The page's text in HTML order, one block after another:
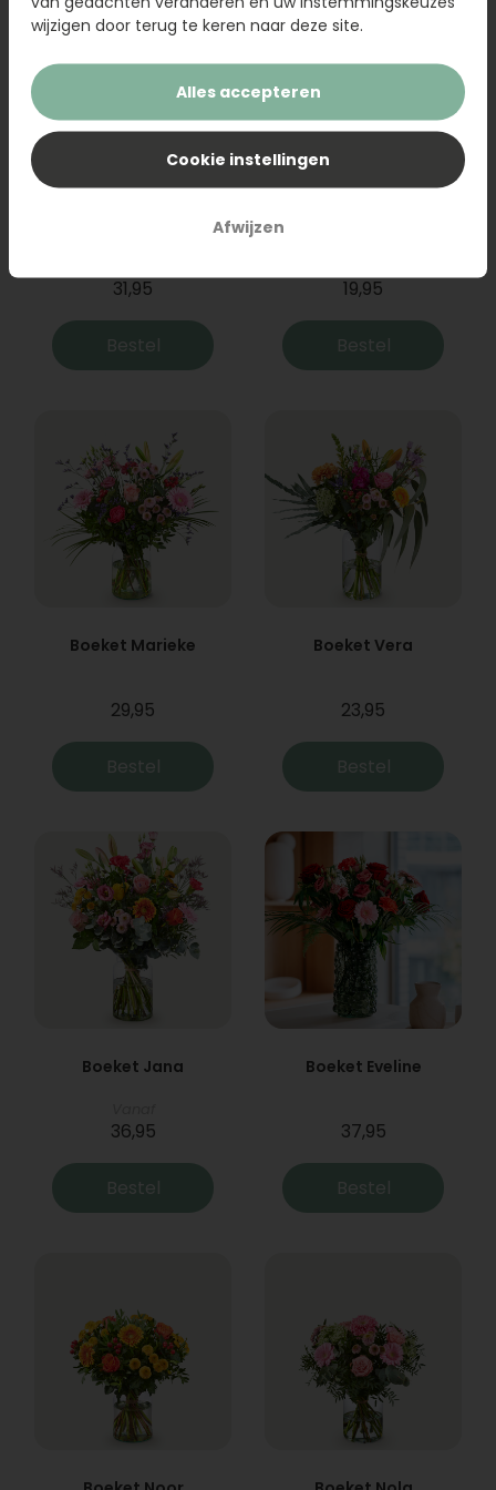
31,95
Bestel
19,95
Bestel
Boeket Marieke
29,95
Bestel
Boeket Vera
23,95
Bestel
Boeket Jana
36,95
Bestel
Boeket Eveline
37,95
Bestel
wijzigen door terug te keren naar deze site.
Alles accepteren
Cookie instellingen
Afwijzen